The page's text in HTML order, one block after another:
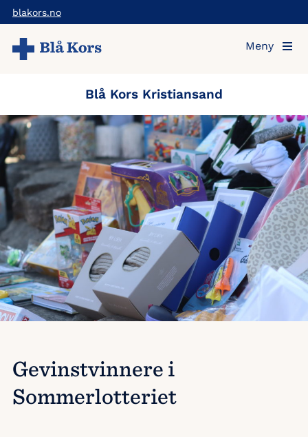
Hopp
til
hovedinnholdet
blakors.no
Meny
Blå Kors Kristiansand
Gevinstvinnere i
Sommerlotteriet